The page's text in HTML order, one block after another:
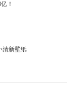
！
清新壁纸